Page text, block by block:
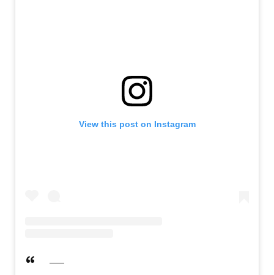
View this post on Instagram